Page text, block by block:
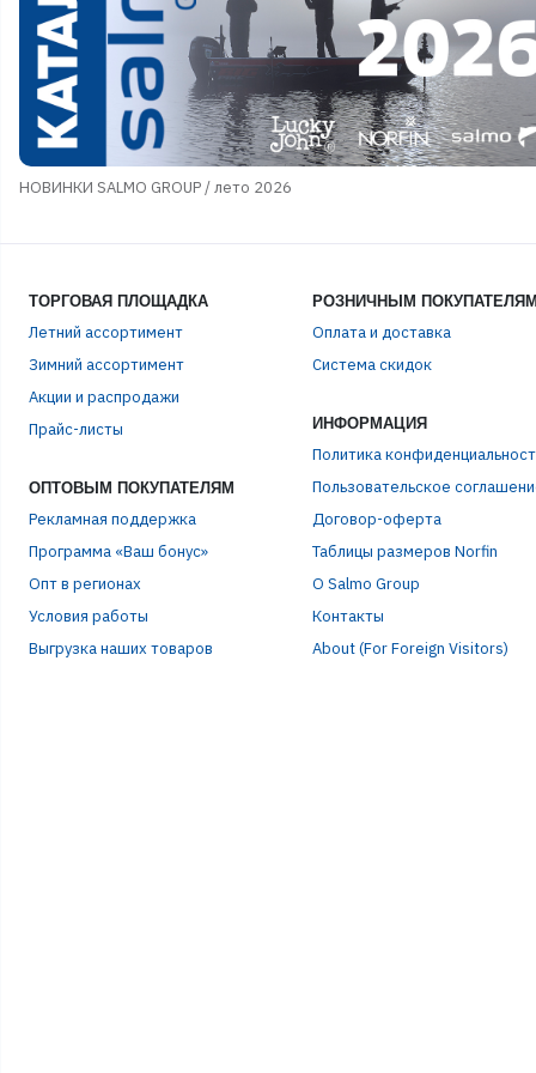
НОВИНКИ SALMO GROUP / лето 2026
ТОРГОВАЯ ПЛОЩАДКА
Летний ассортимент
Зимний ассортимент
Акции и распродажи
Прайс-листы
ОПТОВЫМ ПОКУПАТЕЛЯМ
Рекламная поддержка
Программа «Ваш бонус»
Опт в регионах
Условия работы
Выгрузка наших товаров
РОЗНИЧНЫМ
Оплата и доставка
Система скидок
ИНФОРМАЦИЯ
Политика
Пользовательское
Договор-оферта
Таблицы размеров Norfin
О Salmo Group
Контакты
About (For Foreign Visitors)